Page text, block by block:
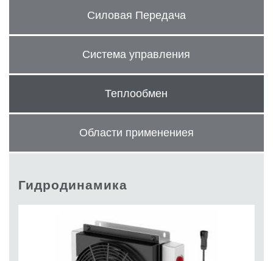
Аксиально поршневые насосы и моторы
Двигатели с Планетарным редуктором для Bondioli &
Интегрированные гидравлические блоки
Элементы сервоконтроля
Электронные компоненты системы управления
Теплообмен
Системы Fan Drive
Силовая Передача
Система управления
Теплообмен
Области применениея
Гидродинамика